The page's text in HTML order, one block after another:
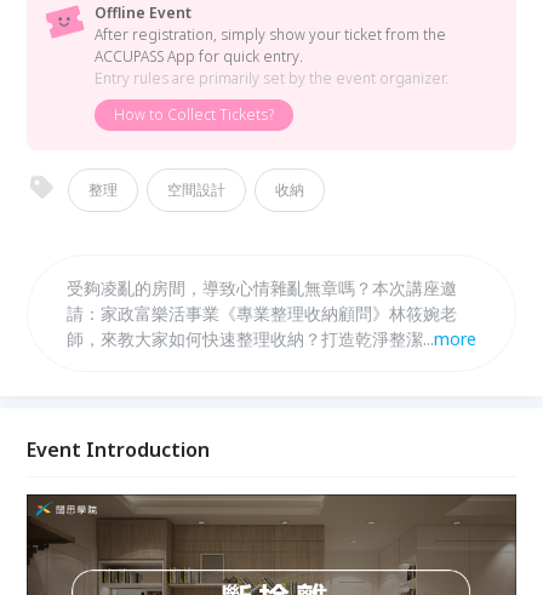
Offline Event
After registration, simply show your ticket from the
ACCUPASS App for quick entry.
Entry rules are primarily set by the event organizer.
How to Collect Tickets?
整理 空間設計 收納
受夠凌亂的房間，導致心情雜亂無章嗎？本次講座邀
請：家政富樂活事業《專業整理收納顧問》林筱婉老
師，來教大家如何快速整理收納？打造乾淨整潔的空
...more
Event Introduction